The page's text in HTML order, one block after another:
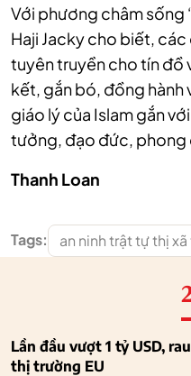
Với phương châm sống
Haji Jacky cho biết,
tuyên truyền cho tín đồ
kết, gắn bó, đồng hành
giáo lý của Islam gắn
tưởng, đạo đức, phong
Thanh Loan
Tags: an ninh trật tự thị
Lần đầu vượt 1 tỷ USD,
thị trường EU